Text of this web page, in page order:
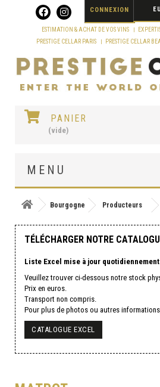
CONNEXION
ESTIMATION & ACHAT DE VOS VINS
PRESTIGE CELLAR PARIS
PRESTIGE CELLAR
PANIER
(vide)
MENU
Bourgogne Producteurs
TÉLÉCHARGER NOTRE
Liste Excel mise à jour
Veuillez trouver ci-dessous notre stock
Prix en euros.
Transport non compris.
Pour plus de photos ou autres
CATALOGUE EXCEL
Panneau de gestion des cookies